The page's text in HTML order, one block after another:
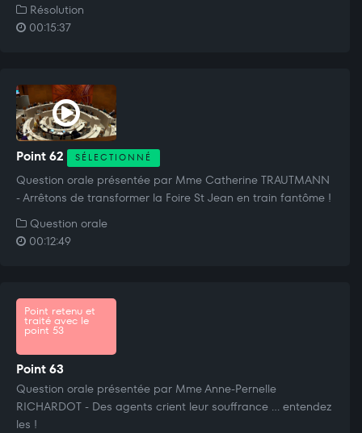
Résolution
00:15:37
Point 62 SÉLECTIONNÉ
Question orale présentée par Mme Catherine TRAUTMANN
- Arrêtons de transformer la Foire St Jean en train fantôme !
Question orale
00:12:49
Point retenu et
traité avec le
point 53
Point 63
Question orale présentée par Mme Anne-Pernelle
RICHARDOT - Des agents crient leur souffrance ... entendez
les !